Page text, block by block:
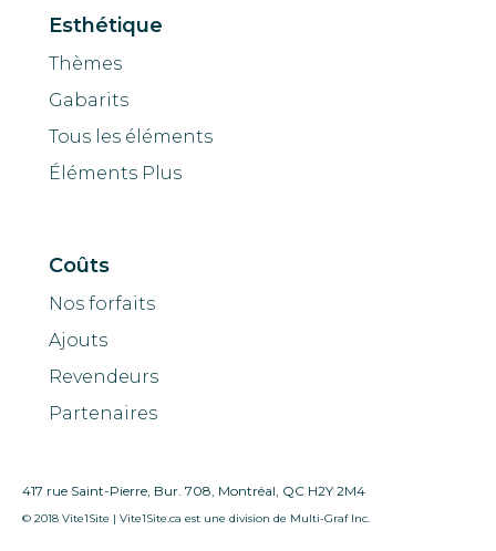
Esthétique
Thèmes
Gabarits
Tous les éléments
Éléments Plus
Coûts
Nos forfaits
Ajouts
Revendeurs
Partenaires
417 rue Saint-Pierre, Bur. 708, Montréal, QC H2Y 2M4
© 2018 Vite1Site | Vite1Site.ca est une division de Multi-Graf Inc.